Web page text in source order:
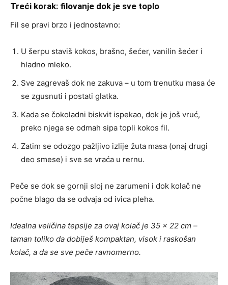
Treći korak: filovanje dok je sve toplo
Fil se pravi brzo i jednostavno:
U šerpu staviš kokos, brašno, šećer, vanilin šećer i
hladno mleko.
Sve zagrevaš dok ne zakuva – u tom trenutku masa će
se zgusnuti i postati glatka.
Kada se čokoladni biskvit ispekao, dok je još vruć,
preko njega se odmah sipa topli kokos fil.
Zatim se odozgo pažljivo izlije žuta masa (onaj drugi
deo smese) i sve se vraća u rernu.
Peče se dok se gornji sloj ne zarumeni i dok kolač ne
počne blago da se odvaja od ivica pleha.
Idealna veličina tepsije za ovaj kolač je 35 x 22 cm –
taman toliko da dobiješ kompaktan, visok i raskošan
kolač, a da se sve peče ravnomerno.